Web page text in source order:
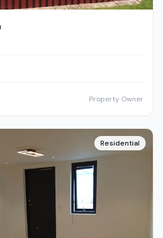
Property Owner
Residential